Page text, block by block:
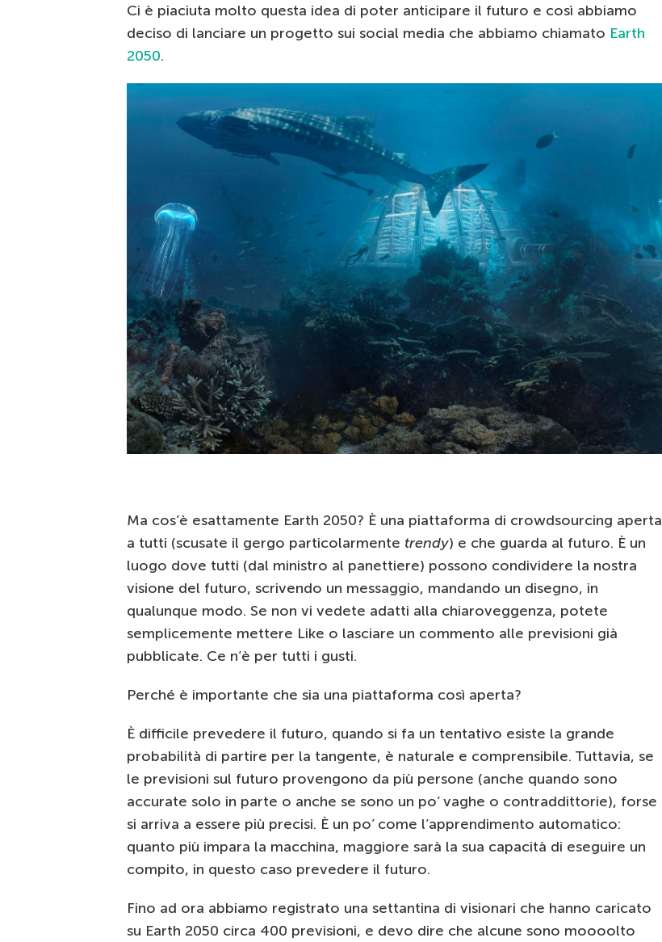
Ci è piaciuta molto questa idea di poter anticipare il futuro e così abbiamo
deciso di lanciare un progetto sui social media che abbiamo chiamato Earth
2050.
Ma cos’è esattamente Earth 2050? È una piattaforma di crowdsourcing aperta
a tutti (scusate il gergo particolarmente trendy) e che guarda al futuro. È un
luogo dove tutti (dal ministro al panettiere) possono condividere la nostra
visione del futuro, scrivendo un messaggio, mandando un disegno, in
qualunque modo. Se non vi vedete adatti alla chiaroveggenza, potete
semplicemente mettere Like o lasciare un commento alle previsioni già
pubblicate. Ce n’è per tutti i gusti.
Perché è importante che sia una piattaforma così aperta?
È difficile prevedere il futuro, quando si fa un tentativo esiste la grande
probabilità di partire per la tangente, è naturale e comprensibile. Tuttavia, se
le previsioni sul futuro provengono da più persone (anche quando sono
accurate solo in parte o anche se sono un po’ vaghe o contraddittorie), forse
si arriva a essere più precisi. È un po’ come l’apprendimento automatico:
quanto più impara la macchina, maggiore sarà la sua capacità di eseguire un
compito, in questo caso prevedere il futuro.
Fino ad ora abbiamo registrato una settantina di visionari che hanno caricato
su Earth 2050 circa 400 previsioni, e devo dire che alcune sono moooolto